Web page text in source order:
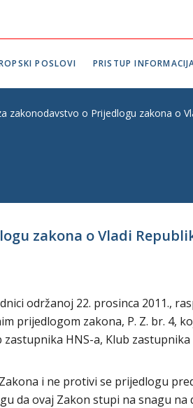
POSLOVI PRISTUP
zakonodavstvo o Prijedlogu zakona o
zakona o Vladi
održanoj 22. prosinca 2011.,
prijedlogom zakona, P. Z. br. 4,
HNS-a, Klub zastupnika
i ne protivi se prijedlogu
da ovaj Zakon stupi na snagu na